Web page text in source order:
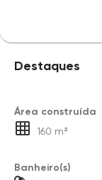
Destaques
Área construída
160 m²
Banheiro(s)